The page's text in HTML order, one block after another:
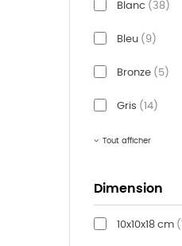
Blanc (38)
Bleu (9)
Bronze (5)
Gris (14)
Tout afficher
Dimension
10x10x18 cm